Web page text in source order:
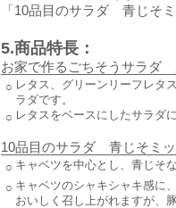
「10品目のサラダ 青じそ
5.商品特長：
お家で作るごちそうサラダ
○ レタス、グリーンリーフレタ
ラダです。
○ レタスをベースにしたサラダ
10品目のサラダ 青じそミ
○ キャベツを中心とし、青じそ
○ キャベツのシャキシャキ感に
おいしく召し上がれますが、